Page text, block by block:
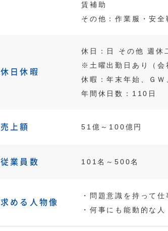
賃補助
その他：作業服・安
休日休暇
休日：日 その他 週
※土曜出勤日あり（会
休暇：年末年始、ＧＷ
年間休日数：110日
売上額 51億～100億円
従業員数 101名～500名
求める人物像
・問題意識を持って
・何事にも能動的な人